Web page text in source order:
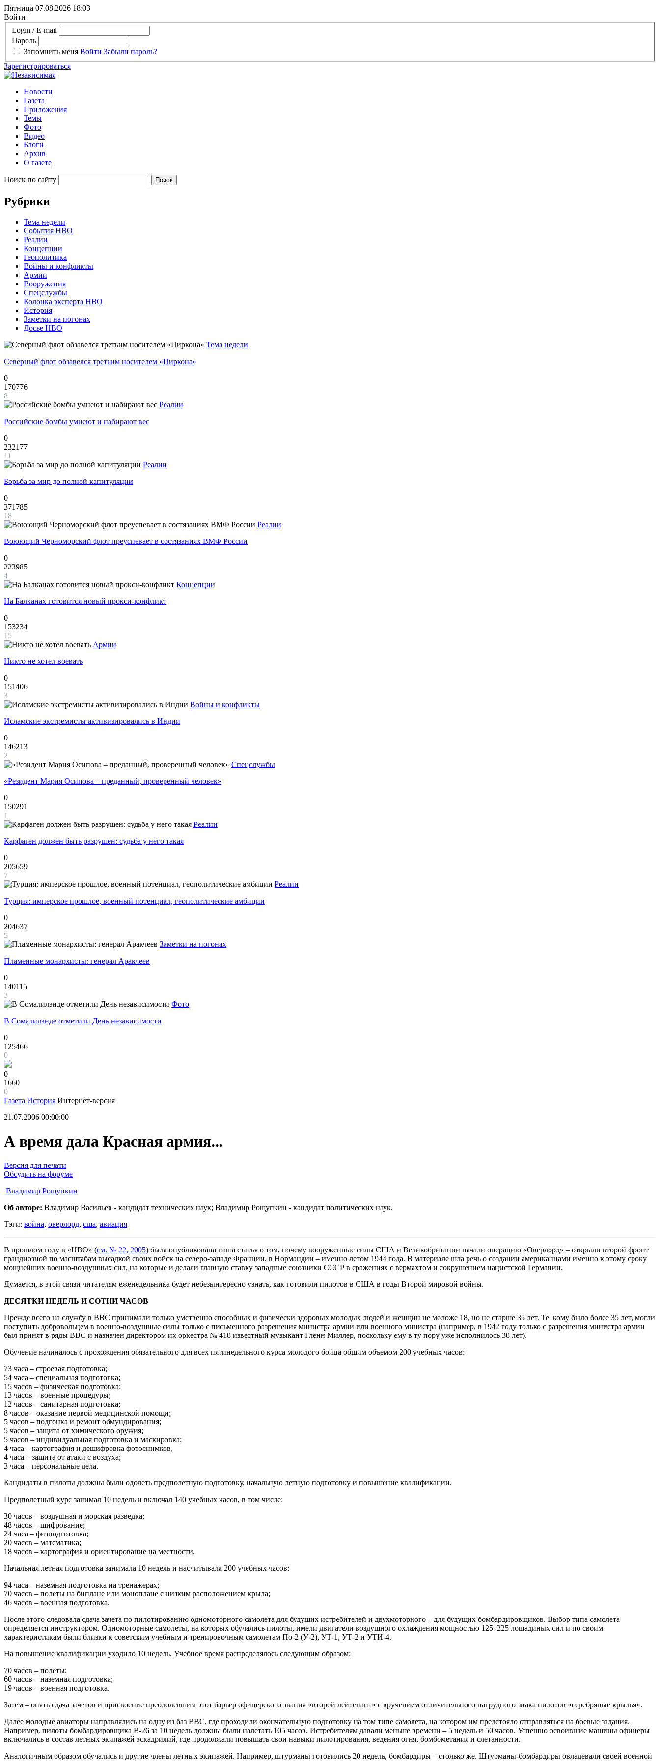
Пятница 07.08.2026 18:03
Войти
Login / E-mail
Пароль
Запомнить меня Войти Забыли пароль?
Зарегистрироваться
Новости
Газета
Приложения
Темы
Фото
Видео
Блоги
Архив
О газете
Поиск по сайту
Рубрики
Тема недели
События НВО
Реалии
Концепции
Геополитика
Войны и конфликты
Армии
Вооружения
Спецслужбы
Колонка эксперта НВО
История
Заметки на погонах
Досье НВО
Тема недели
Северный флот обзавелся третьим носителем «Циркона»
0
170776
8
Реалии
Российские бомбы умнеют и набирают вес
0
232177
11
Реалии
Борьба за мир до полной капитуляции
0
371785
18
Реалии
Воюющий Черноморский флот преуспевает в состязаниях ВМФ России
0
223985
4
Концепции
На Балканах готовится новый прокси-конфликт
0
153234
15
Армии
Никто не хотел воевать
0
151406
3
Войны и конфликты
Исламские экстремисты активизировались в Индии
0
146213
2
Спецслужбы
«Резидент Мария Осипова – преданный, проверенный человек»
0
150291
1
Реалии
Карфаген должен быть разрушен: судьба у него такая
0
205659
7
Реалии
Турция: имперское прошлое, военный потенциал, геополитические амбиции
0
204637
5
Заметки на погонах
Пламенные монархисты: генерал Аракчеев
0
140115
3
Фото
В Сомалилэнде отметили День независимости
0
125466
0
0
1660
0
Газета История Интернет-версия
21.07.2006 00:00:00
А время дала Красная армия...
Версия для печати
Обсудить на форуме
Владимир Рощупкин
Об авторе: Владимир Васильев - кандидат технических наук; Владимир Рощупкин - кандидат политических наук.
Тэги: война, оверлорд, сша, авиация
В прошлом году в «НВО» (см. № 22, 2005) была опубликована наша статья о том, почему вооруженные силы США и Великобритании начали операцию «Оверлорд» – открыли второй фронт
грандиозной по масштабам высадкой своих войск на северо-западе Франции, в Нормандии – именно летом 1944 года. В материале шла речь о создании американцами именно к этому сроку
мощнейших военно-воздушных сил, на которые и делали главную ставку западные союзники СССР в сражениях с вермахтом и сокрушением нацистской Германии.
Думается, в этой связи читателям еженедельника будет небезынтересно узнать, как готовили пилотов в США в годы Второй мировой войны.
ДЕСЯТКИ НЕДЕЛЬ И СОТНИ ЧАСОВ
Прежде всего на службу в ВВС принимали только умственно способных и физически здоровых молодых людей и женщин не моложе 18, но не старше 35 лет. Те, кому было более 35 лет, могли
поступить добровольцем в военно-воздушные силы только с письменного разрешения министра армии или военного министра (например, в 1942 году только с разрешения министра армии
был принят в ряды ВВС и назначен директором их оркестра № 418 известный музыкант Гленн Миллер, поскольку ему в ту пору уже исполнилось 38 лет).
Обучение начиналось с прохождения обязательного для всех пятинедельного курса молодого бойца общим объемом 200 учебных часов:
73 часа – строевая подготовка;
54 часа – специальная подготовка;
15 часов – физическая подготовка;
13 часов – военные процедуры;
12 часов – санитарная подготовка;
8 часов – оказание первой медицинской помощи;
5 часов – подгонка и ремонт обмундирования;
5 часов – защита от химического оружия;
5 часов – индивидуальная подготовка и маскировка;
4 часа – картография и дешифровка фотоснимков,
4 часа – защита от атаки с воздуха;
3 часа – персональные дела.
Кандидаты в пилоты должны были одолеть предполетную подготовку, начальную летную подготовку и повышение квалификации.
Предполетный курс занимал 10 недель и включал 140 учебных часов, в том числе:
30 часов – воздушная и морская разведка;
48 часов – шифрование;
24 часа – физподготовка;
20 часов – математика;
18 часов – картография и ориентирование на местности.
Начальная летная подготовка занимала 10 недель и насчитывала 200 учебных часов:
94 часа – наземная подготовка на тренажерах;
70 часов – полеты на биплане или моноплане с низким расположением крыла;
46 часов – военная подготовка.
После этого следовала сдача зачета по пилотированию одномоторного самолета для будущих истребителей и двухмоторного – для будущих бомбардировщиков. Выбор типа самолета
определяется инструктором. Одномоторные самолеты, на которых обучались пилоты, имели двигатели воздушного охлаждения мощностью 125–225 лошадиных сил и по своим
характеристикам были близки к советским учебным и тренировочным самолетам По-2 (У-2), УТ-1, УТ-2 и УТИ-4.
На повышение квалификации уходило 10 недель. Учебное время распределялось следующим образом:
70 часов – полеты;
60 часов – наземная подготовка;
19 часов – военная подготовка.
Затем – опять сдача зачетов и присвоение преодолевшим этот барьер офицерского звания «второй лейтенант» с вручением отличительного нагрудного знака пилотов «серебряные крылья».
Далее молодые авиаторы направлялись на одну из баз ВВС, где проходили окончательную подготовку на том типе самолета, на котором им предстояло отправляться на боевые задания.
Например, пилоты бомбардировщика В-26 за 10 недель должны были налетать 105 часов. Истребителям давали меньше времени – 5 недель и 50 часов. Успешно освоившие машины офицеры
включались в состав летных экипажей эскадрилий, где продолжали повышать свои навыки пилотирования, ведения огня, бомбометания и слетанности.
Аналогичным образом обучались и другие члены летных экипажей. Например, штурманы готовились 20 недель, бомбардиры – столько же. Штурманы-бомбардиры овладевали своей военной